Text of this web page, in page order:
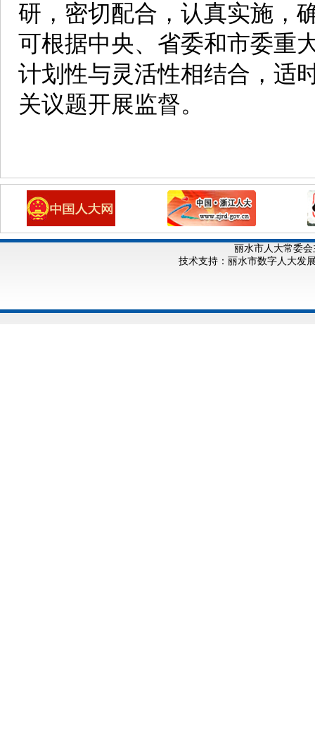
研，密切配合，认真实施，
可根据中央、省委和市委重
计划性与灵活性相结合，适
关议题开展监督。
丽水市人大常委会
技术支持：丽水市数字人大发